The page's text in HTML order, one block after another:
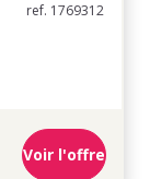
ref. 1769312
Voir l'offre